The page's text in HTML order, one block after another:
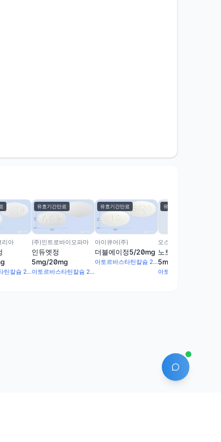
리아
아토르바스타틴칼슘 20.72mg · 암로디핀베실산염 6.94mg
유효기간만료
(주)인트로바이오파마
인듀엣정
5mg/20mg
아토르바스타틴칼슘 20.72mg · 암로디핀베실산염 6.94mg
유효기간만료
아이큐어(주)
더블에이정5/20mg
아토르바스타틴칼슘 20.72mg · 암로디핀베실산염 6.94mg
유효기간만료
오스틴제약(주)
노토바정
5mg/20mg
AI 에이전트